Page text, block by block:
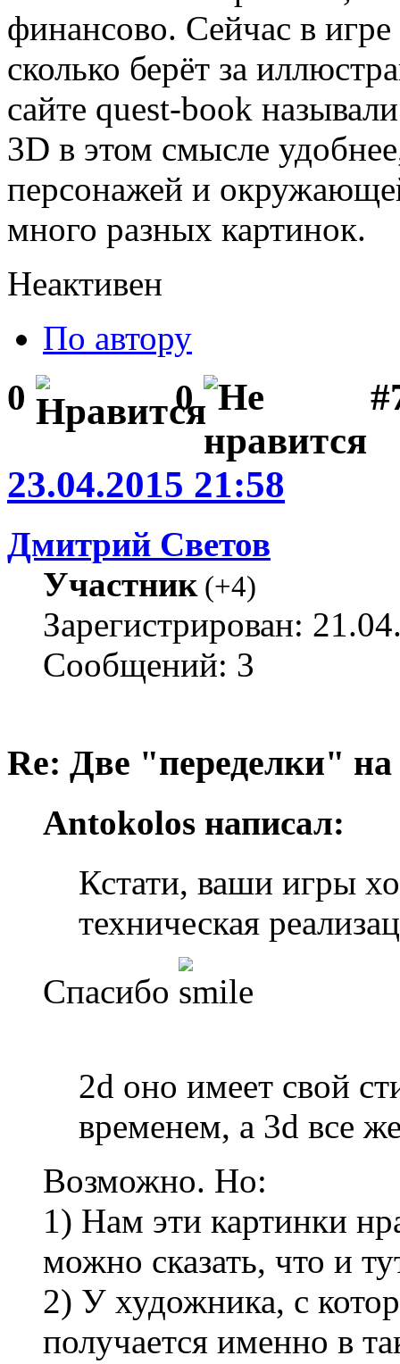
финансово. Сейчас в
сколько берёт за
сайте quest-book
3D в этом смысле
персонажей и
много разных картинок.
Неактивен
По автору
0 0
23.04.2015 21:58
Дмитрий Светов
Участник(+4)
Зарегистрирован:
Сообщений: 3
Re: Две "переделки"
Antokolos написал:
Кстати, ваши игры
техническая
Спасибо
2d оно имеет свой
временем, а 3d все
Возможно. Но:
1) Нам эти картинки
можно сказать, что и
2) У художника, с
получается именно в